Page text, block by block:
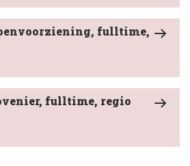
fulltime,
fulltime, regio